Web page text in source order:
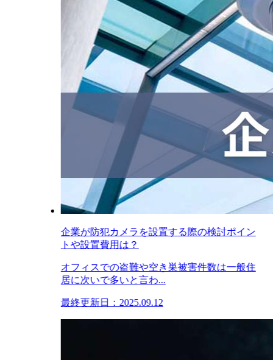
企業が防犯カメラを設置する際の検討ポイン
トや設置費用は？
オフィスでの盗難や空き巣被害件数は一般住
居に次いで多いと言わ...
最終更新日：2025.09.12